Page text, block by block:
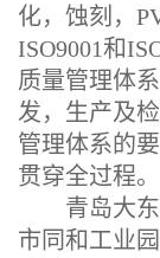
化，蚀刻，
ISO9001和
质量管理体
发，生产及
管理体系的
贯穿全过程。
青岛大东
市同和工业